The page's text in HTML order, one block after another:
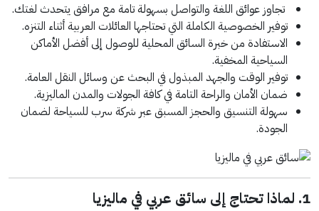
تجاوز عوائق اللغة والتواصل بسهولة تامة مع مرافق يتحدث لغتك.
توفير الخصوصية الكاملة التي تحتاجها العائلات العربية أثناء التنزه.
الاستفادة من خبرة السائق المحلية للوصول إلى أفضل الأماكن
السياحية المخفية.
توفير الوقت والجهد المبذول في البحث عن وسائل النقل العامة.
ضمان الأمان والراحة التامة في كافة الجولات والمدن الماليزية.
سهولة التنسيق والحجز المسبق عبر شركة سرب للسياحة لضمان
الجودة.
1. لماذا تحتاج إلى سائق عربي في ماليزيا